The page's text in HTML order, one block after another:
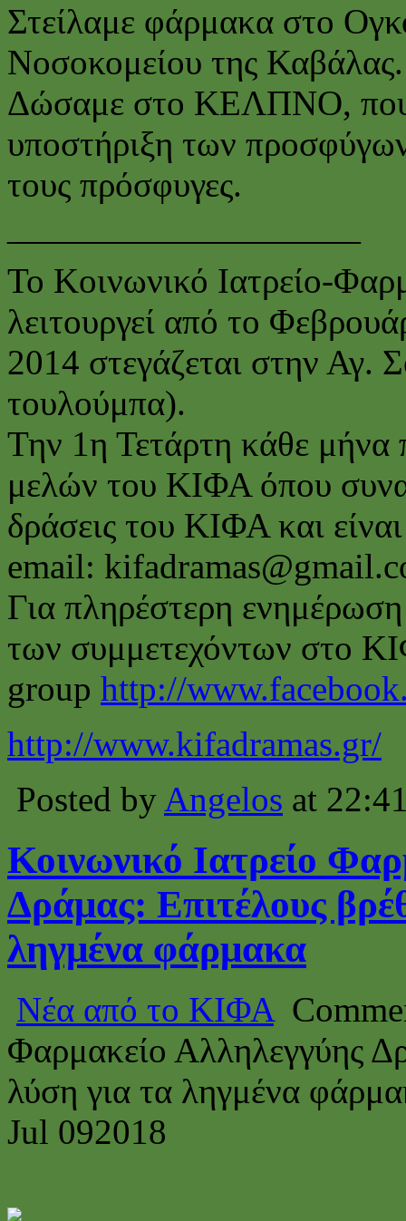
Στείλαμε φάρμακα στο
Νοσοκομείου της Καβάλας.
Δώσαμε στο ΚΕΛΠΝΟ, που
υποστήριξη των
τους πρόσφυγες.
——————————
Το Κοινωνικό Ιατρείο-
λειτουργεί από το
2014 στεγάζεται στην Αγ.
τουλούμπα).
Την 1η Τετάρτη κάθε μήνα
μελών του ΚΙΦΑ όπου
δράσεις του ΚΙΦΑ και
email:
Για πληρέστερη ενημέρωση
των συμμετεχόντων στο
group http://
http://www.kifadramas.gr/
Posted by Angelos at
Κοινωνικό Ιατρείο
Δράμας: Επιτέλους
ληγμένα φάρμακα
Νέα από το ΚΙΦΑ
Φαρμακείο Αλληλεγγύης
λύση για τα ληγμένα
Jul 092018